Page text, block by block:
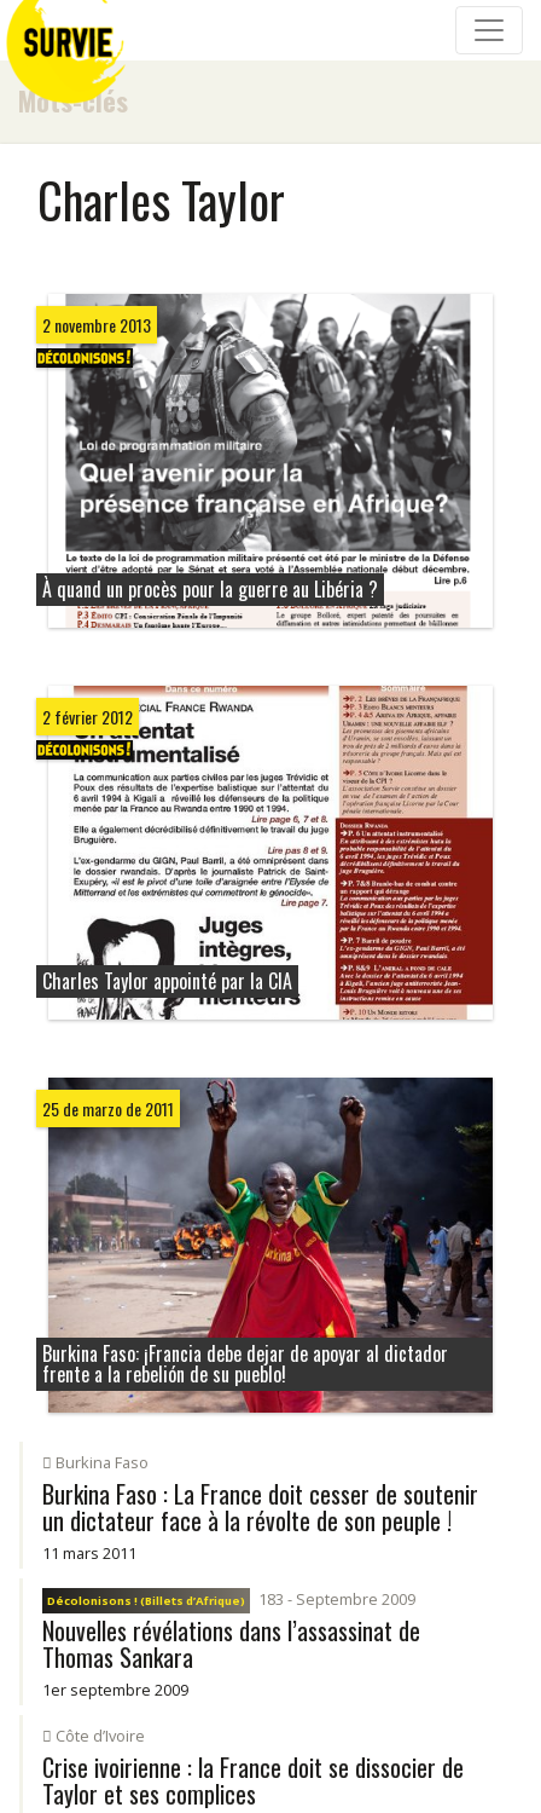
Mots-clés
Charles Taylor
2 novembre 2013
À quand un procès pour la guerre au Libéria ?
2 février 2012
Charles Taylor appointé par la CIA
25 de marzo de 2011
Burkina Faso: ¡Francia debe dejar de apoyar al dictador
frente a la rebelión de su pueblo!
Burkina Faso
Burkina Faso : La France doit cesser de soutenir
un dictateur face à la révolte de son peuple !
11 mars 2011
Décolonisons ! (Billets d’Afrique) 183 - Septembre 2009
Nouvelles révélations dans l’assassinat de
Thomas Sankara
1er septembre 2009
Côte d’Ivoire
Crise ivoirienne : la France doit se dissocier de
Taylor et ses complices